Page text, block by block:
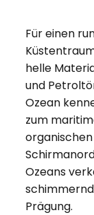
Für einen
helle
und
Ozean
zum
Ozeans
Prägung.